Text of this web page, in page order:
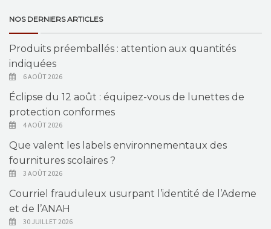
NOS DERNIERS ARTICLES
Produits préemballés : attention aux quantités
indiquées
6 AOÛT 2026
Éclipse du 12 août : équipez-vous de lunettes de
protection conformes
4 AOÛT 2026
Que valent les labels environnementaux des
fournitures scolaires ?
3 AOÛT 2026
Courriel frauduleux usurpant l’identité de l’Ademe
et de l’ANAH
30 JUILLET 2026